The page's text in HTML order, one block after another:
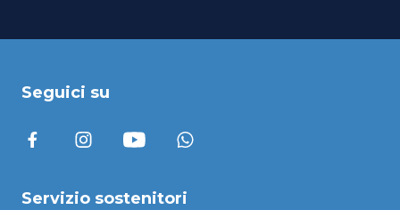
Seguici su
Servizio sostenitori